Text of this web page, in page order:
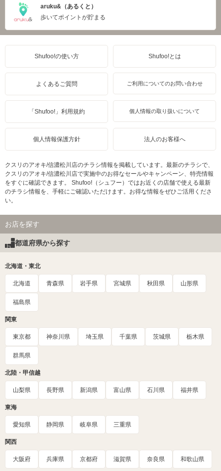
aruku&（あるくと）
歩いてポイントが貯まる
Shufoo!の使い方 Shufoo!とは
よくあるご質問 ご利用についてのお問い合わせ
「Shufoo!」利用規約 個人情報の取り扱いについて
個人情報保護方針 法人のお客様へ
クスリのアオキ/信濃松川店のチラシ情報を掲載しています。最新のチラシで、
クスリのアオキ/信濃松川店で実施中のお得なセールやキャンペーン、特売情報
をすぐに確認できます。 Shufoo!（シュフー）ではお近くの店舗で使える最新
のチラシ情報を、手軽にご確認いただけます。お得な情報をぜひご活用くださ
い。
お店を探す
都道府県から探す
北海道・東北
北海道 青森県 岩手県 宮城県 秋田県 山形県
福島県
関東
東京都 神奈川県 埼玉県 千葉県 茨城県 栃木県
群馬県
北陸・甲信越
山梨県 長野県 新潟県 富山県 石川県 福井県
東海
愛知県 静岡県 岐阜県 三重県
関西
大阪府 兵庫県 京都府 滋賀県 奈良県 和歌山県